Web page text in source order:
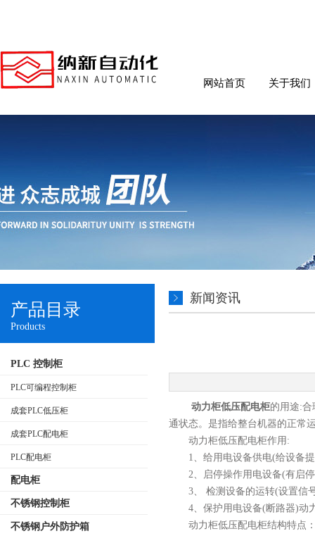
网站首页 关于我们
产品目录
Products
PLC 控制柜
PLC可编程控制柜
成套PLC低压柜
成套PLC配电柜
PLC配电柜
配电柜
不锈钢控制柜
不锈钢户外防护箱
新闻资讯
动力柜低压配电柜的用途:
通状态。是指给整台机器的正常
动力柜低压配电柜作用:
1、给用电设备供电(给设备提
2、启停操作用电设备(有启停
3、 检测设备的运转(设置信
4、保护用电设备(断路器)动力
动力柜低压配电柜结构特点